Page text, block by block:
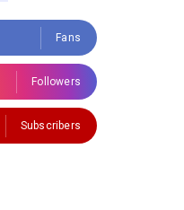
Fans
Followers
Subscribers